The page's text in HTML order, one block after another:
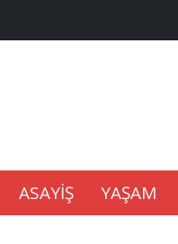
Geliyor
ASAYİŞ YAŞAM